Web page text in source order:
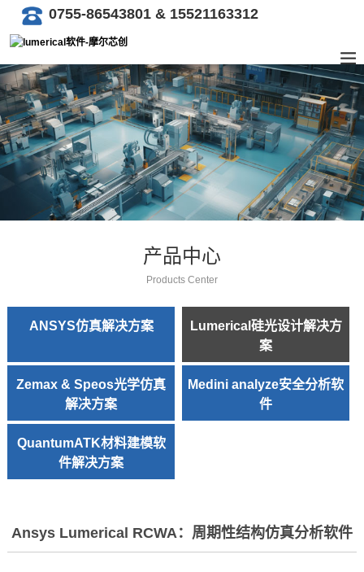
0755-86543801 & 15521163312
产品中心
Products Center
ANSYS仿真解决方案
Lumerical硅光设计解决方
案
Zemax & Speos光学仿真
解决方案
Medini analyze安全分析软
件
QuantumATK材料建模软
件解决方案
Ansys Lumerical RCWA：周期性结构仿真分析软件